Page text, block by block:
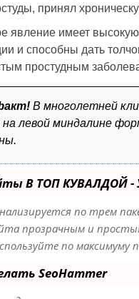
принял
явление имеет
и способны дать
простудным
В многолетней
левой миндалине
В ТОП КУВАЛДОЙ -
по трем
прозрачным и
по
SeoHammer